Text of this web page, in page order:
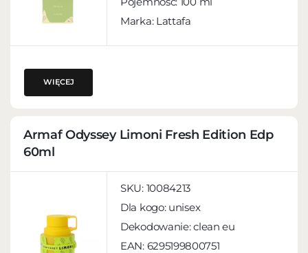
Marka: Lattafa
WIĘCEJ
Armaf Odyssey Limoni Fresh Edition Edp
60ml
SKU: 10084213
Dla kogo: unisex
Dekodowanie:clean eu
EAN: 6295199800751